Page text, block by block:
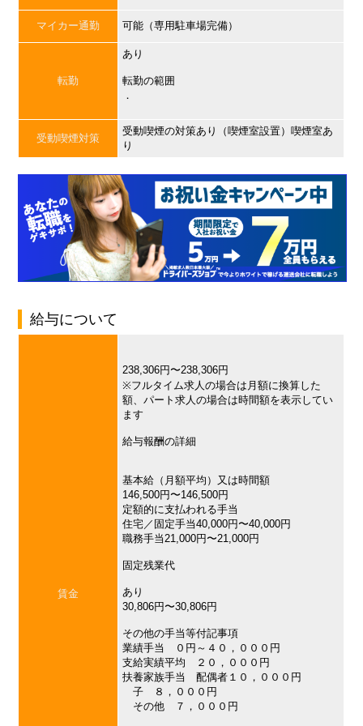
マイカー通勤 可能（専用駐車場完備）
転勤
あり
転勤の範囲
．
受動喫煙対策
受動喫煙の対策あり（喫煙室設置）喫煙室あ
り
給与について
賃金
238,306円〜238,306円
※フルタイム求人の場合は月額に換算した
額、パート求人の場合は時間額を表示してい
ます
給与報酬の詳細
基本給（月額平均）又は時間額
146,500円〜146,500円
定額的に支払われる手当
住宅／固定手当40,000円〜40,000円
職務手当21,000円〜21,000円
固定残業代
あり
30,806円〜30,806円
その他の手当等付記事項
業績手当 ０円～４０，０００円
支給実績平均 ２０，０００円
扶養家族手当 配偶者１０，０００円
子 ８，０００円
その他 ７，０００円